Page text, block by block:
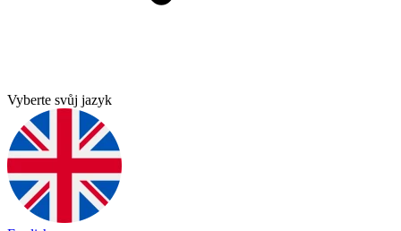
Vyberte svůj jazyk